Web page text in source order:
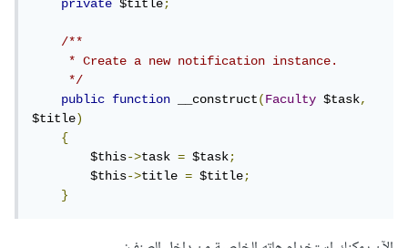
private $title;
/**
     * Create a new notification instance.
     */
public
function __construct(Faculty $task,
$title)
{
        $this
->task = $task;
        $this
->title = $title;
}